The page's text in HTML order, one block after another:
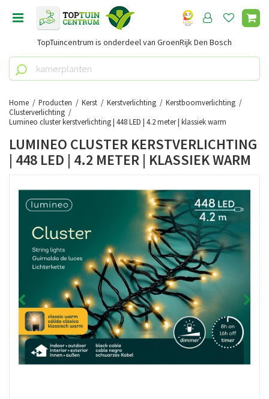
Home Producten Kerst Kerstverlichting
Kerstboomverlichting
Clusterverlichting
Lumineo cluster kerstverlichting | 448 LED | 4.2 meter | klassiek warm
TopTuincentrum is onderdeel van GroenRijk Den Bosch
LUMINEO CLUSTER KERSTVERLICHTING
| 448 LED | 4.2 METER | KLASSIEK WARM